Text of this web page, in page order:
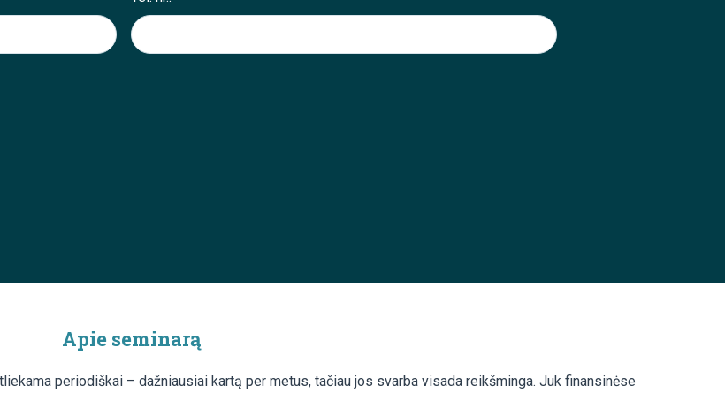
Apie seminarą
periodiškai – dažniausiai kartą per metus, tačiau jos svarba visada reikšminga. Juk finansinėse